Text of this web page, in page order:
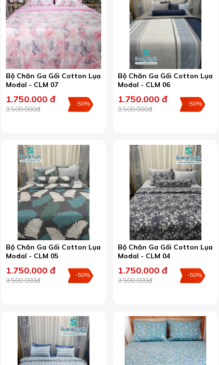
Bộ Chăn Ga Gối Cotton Lụa
Modal - CLM 07
1.750.000 đ
3.500.000đ
-50%
Bộ Chăn Ga Gối Cotton Lụa
Modal - CLM 06
1.750.000 đ
3.500.000đ
-50%
Bộ Chăn Ga Gối Cotton Lụa
Modal - CLM 05
1.750.000 đ
3.500.000đ
-50%
Bộ Chăn Ga Gối Cotton Lụa
Modal - CLM 04
1.750.000 đ
3.500.000đ
-50%